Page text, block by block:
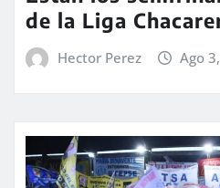
de la Liga
Hector Perez Ago